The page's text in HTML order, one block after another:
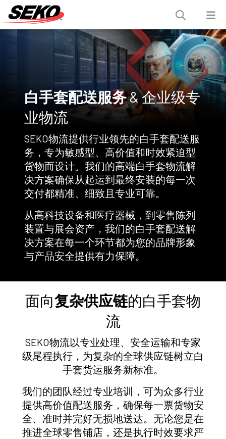
白手套配送服务& 企业级专
业物流
SEKO物流提供行业领先的白手套配送服
务，专为敏感型、高价值和时效紧迫型
货物而设计。我们的高端白手套物流解
决方案确保从起运到最终安装的每一次
交付都精准、细致且专业可靠。
从高科技设备和医疗器械，到零售陈列
装置与展会资产，我们的白手套配送解
决方案在每一个环节都为您的品牌形象
与产品安全提供有力保障。
面向复杂供应链的白手套物
流
SEKO物流以专业处理、安全运输和专家
级尾程执行，为复杂的全球供应链树立白
手套货运服务新标准。
我们的团队经过专业培训，可为众多行业
提供高价值配送服务，确保每一票货物安
全、准时并完好无损地送达。无论您是在
推进全球零售铺店，还是执行时效要求严